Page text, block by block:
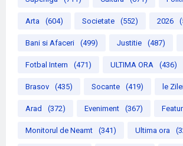
Arta (604) Societate (552) 2026
Bani si Afaceri (499) Justitie (487)
Fotbal Intern (471) ULTIMA ORA (436)
Brasov (435) Socante (419) le
Arad (372) Eveniment (367)
Monitorul de Neamt (341) Ultima ora